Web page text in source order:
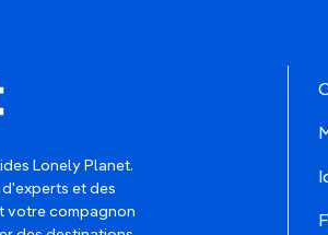
Lonely Planet.
et des
votre compagnon